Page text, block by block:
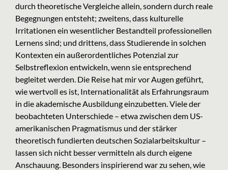
durch theoretische Vergleiche allein, sondern durch reale
Begegnungen entsteht; zweitens, dass kulturelle
Irritationen ein wesentlicher Bestandteil professionellen
Lernens sind; und drittens, dass Studierende in solchen
Kontexten ein außerordentliches Potenzial zur
Selbstreflexion entwickeln, wenn sie entsprechend
begleitet werden. Die Reise hat mir vor Augen geführt,
wie wertvoll es ist, Internationalität als Erfahrungsraum
in die akademische Ausbildung einzubetten. Viele der
beobachteten Unterschiede – etwa zwischen dem US-
amerikanischen Pragmatismus und der stärker
theoretisch fundierten deutschen Sozialarbeitskultur –
lassen sich nicht besser vermitteln als durch eigene
Anschauung. Besonders inspirierend war zu sehen, wie